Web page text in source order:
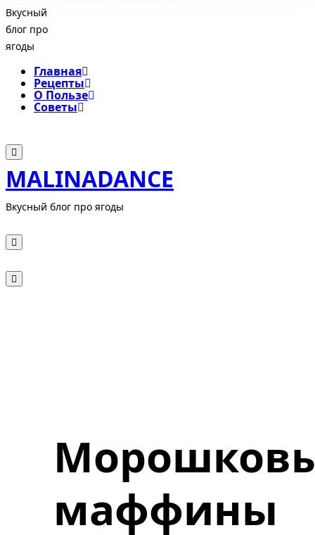
Вкусный
блог про
ягоды
Главная
Рецепты
О Пользе
Советы
MALINADANCE
Вкусный блог про ягоды
маффины